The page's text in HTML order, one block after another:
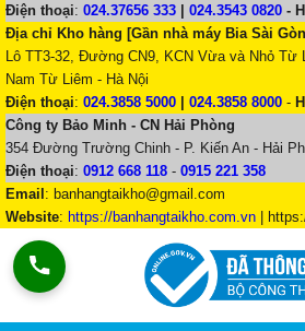
Điện thoại: 024.37656 333 024.3543 0820 -
Địa chỉ Kho hàng [Gần nhà máy Bia Sài
Lô TT3-32, Đường CN9, KCN Vừa và Nhỏ Từ
Nam Từ Liêm - Hà Nội
Điện thoại: 024.3858 5000 024.3858 8000 -
Công ty Bảo Minh - CN Hải Phòng
354 Đường Trường Chinh - P. Kiến An - Hải
Điện thoại: 0912 668 118 - 0915 221 358
Email : banhangtaikho@gmail.com
Website: https://banhangtaikho.com.vn |